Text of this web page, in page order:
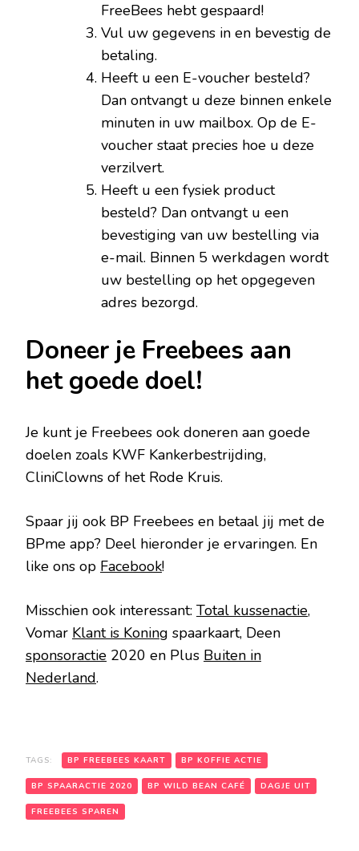
FreeBees hebt gespaard!
Vul uw gegevens in en bevestig de
betaling.
Heeft u een E-voucher besteld?
Dan ontvangt u deze binnen enkele
minuten in uw mailbox. Op de E-
voucher staat precies hoe u deze
verzilvert.
Heeft u een fysiek product
besteld? Dan ontvangt u een
bevestiging van uw bestelling via
e-mail. Binnen 5 werkdagen wordt
uw bestelling op het opgegeven
adres bezorgd.
Doneer je Freebees aan
het goede doel!
Je kunt je Freebees ook doneren aan goede
doelen zoals KWF Kankerbestrijding,
CliniClowns of het Rode Kruis.
Spaar jij ook BP Freebees en betaal jij met de
BPme app? Deel hieronder je ervaringen. En
like ons op Facebook!
Misschien ook interessant: Total kussenactie,
Vomar Klant is Koning spaarkaart, Deen
sponsoractie 2020 en Plus Buiten in
Nederland.
TAGS: BP FREEBEES KAART BP KOFFIE ACTIE
BP SPAARACTIE 2020 BP WILD BEAN CAFÉ DAGJE UIT
FREEBEES SPAREN